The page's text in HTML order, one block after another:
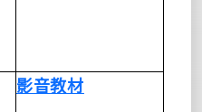
影音教材